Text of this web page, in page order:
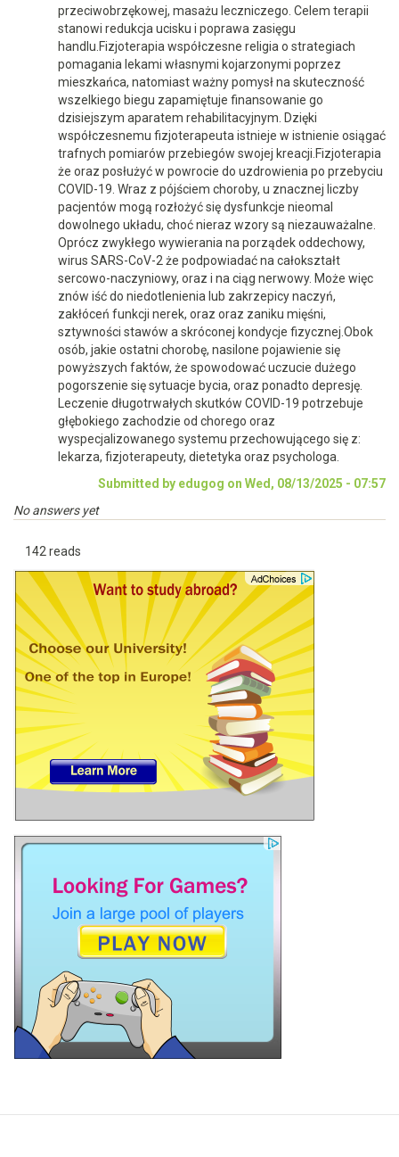
przeciwobrzękowej, masażu leczniczego. Celem terapii
stanowi redukcja ucisku i poprawa zasięgu
handlu.Fizjoterapia współczesne religia o strategiach
pomagania lekami własnymi kojarzonymi poprzez
mieszkańca, natomiast ważny pomysł na skuteczność
wszelkiego biegu zapamiętuje finansowanie go
dzisiejszym aparatem rehabilitacyjnym. Dzięki
współczesnemu fizjoterapeuta istnieje w istnienie osiągać
trafnych pomiarów przebiegów swojej kreacji.Fizjoterapia
że oraz posłużyć w powrocie do uzdrowienia po przebyciu
COVID-19. Wraz z pójściem choroby, u znacznej liczby
pacjentów mogą rozłożyć się dysfunkcje nieomal
dowolnego układu, choć nieraz wzory są niezauważalne.
Oprócz zwykłego wywierania na porządek oddechowy,
wirus SARS-CoV-2 że podpowiadać na całokształt
sercowo-naczyniowy, oraz i na ciąg nerwowy. Może więc
znów iść do niedotlenienia lub zakrzepicy naczyń,
zakłóceń funkcji nerek, oraz oraz zaniku mięśni,
sztywności stawów a skróconej kondycje fizycznej.Obok
osób, jakie ostatni chorobę, nasilone pojawienie się
powyższych faktów, że spowodować uczucie dużego
pogorszenie się sytuacje bycia, oraz ponadto depresję.
Leczenie długotrwałych skutków COVID-19 potrzebuje
głębokiego zachodzie od chorego oraz
wyspecjalizowanego systemu przechowującego się z:
lekarza, fizjoterapeuty, dietetyka oraz psychologa.
Submitted by edugog on Wed, 08/13/2025 - 07:57
No answers yet
142 reads